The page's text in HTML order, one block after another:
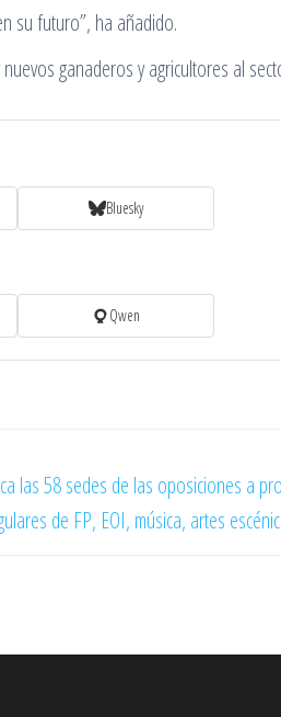
su futuro”, ha añadido.
ganaderos y agricultores al
Bluesky
Qwen
las 58 sedes de las oposiciones a
de FP, EOI, música, artes